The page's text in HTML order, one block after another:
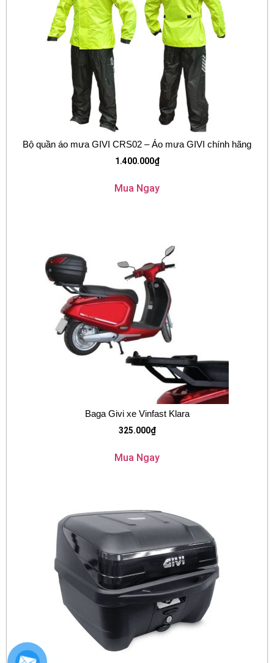
Bộ quần áo mưa GIVI CRS02 – Áo mưa GIVI chính hãng
1.400.000₫
Mua Ngay
Baga Givi xe Vinfast Klara
325.000₫
Mua Ngay